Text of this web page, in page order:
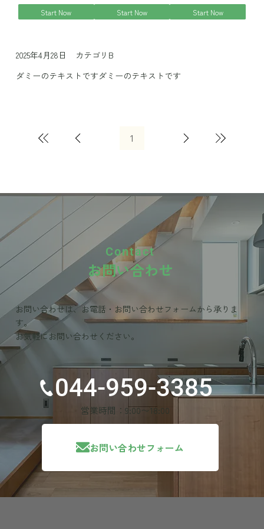
Start Now Start Now Start Now
2025年4月28日
カテゴリB
ダミーのテキストですダミーのテキストです
11
Contact
お問い合わせ
お問い合わせは、お電話・お問い合わせフォームから承りま
す。
お気軽にお問い合わせください。
044-959-3385
営業時間：9:00〜18:00
お問い合わせフォーム